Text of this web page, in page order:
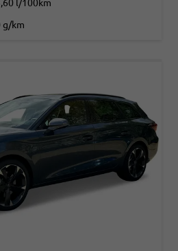
l/100km
g/km